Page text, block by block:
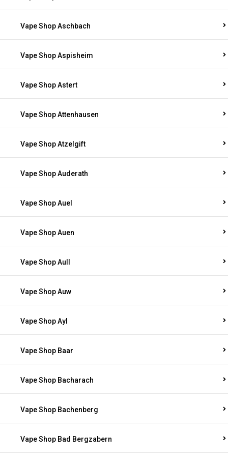
Vape Shop Aschbach
Vape Shop Aspisheim
Vape Shop Astert
Vape Shop Attenhausen
Vape Shop Atzelgift
Vape Shop Auderath
Vape Shop Auel
Vape Shop Auen
Vape Shop Aull
Vape Shop Auw
Vape Shop Ayl
Vape Shop Baar
Vape Shop Bacharach
Vape Shop Bachenberg
Vape Shop Bad Bergzabern